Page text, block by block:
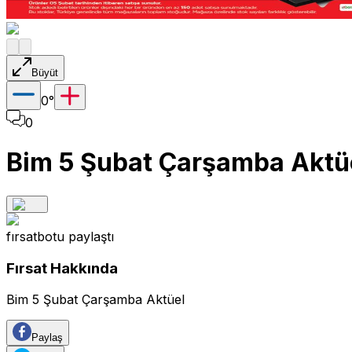
Büyüt
0°
0
Bim 5 Şubat Çarşamba
fırsatbotu paylaştı
Fırsat Hakkında
Bim 5 Şubat Çarşamba Aktüel
Paylaş